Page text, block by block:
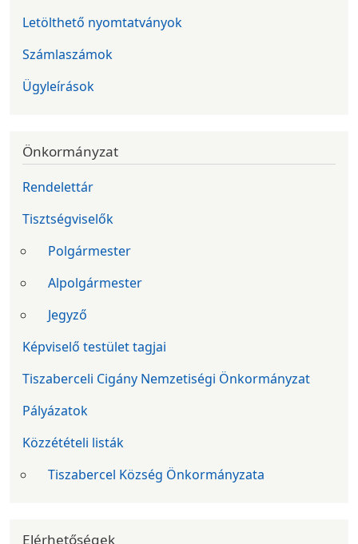
Letölthető nyomtatványok
Számlaszámok
Ügyleírások
Önkormányzat
Rendelettár
Tisztségviselők
Polgármester
Alpolgármester
Jegyző
Képviselő testület tagjai
Tiszaberceli Cigány Nemzetiségi Önkormányzat
Pályázatok
Közzétételi listák
Tiszabercel Község Önkormányzata
Elérhetőségek